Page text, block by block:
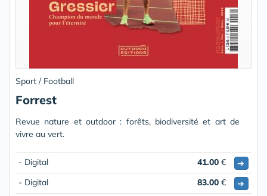
Sport / Football
Forrest
Revue nature et outdoor : forêts, biodiversité et art de
vivre au vert.
- Digital 41.00 €
➔
- Digital
83.00 € ➔